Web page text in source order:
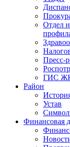
Отдел
ГИС
Район
Устав
Финансовая